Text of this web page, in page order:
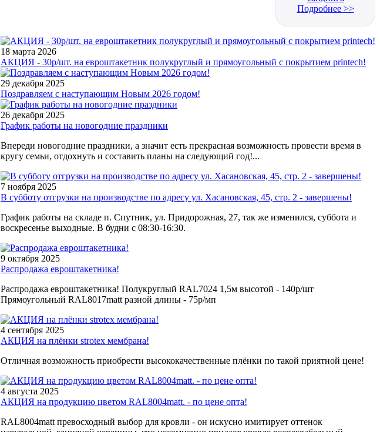
Подробнее >>
18 марта 2026
АКЦИЯ - 30р/шт. на евроштакетник полукруглый и прямоугольный с покрытием printech!
29 декабря 2025
Поздравляем с наступающим Новым 2026 годом!
26 декабря 2025
График работы на новогодние праздники
Впереди новогодние праздники, а значит есть прекрасная возможность провести время в
кругу семьи, отдохнуть и составить планы на следующий год!...
7 ноября 2025
В субботу отгрузки на производстве по адресу ул. Хасановская, 45, стр. 2 - завершены!
График работы на складе п. Спутник, ул. Придорожная, 27, так же изменился, суббота и
воскресенье выходные. В будни с 08:30-16:30.
9 октября 2025
Распродажа евроштакетника!
Распродажа евроштакетника! Полукруглый RAL7024 1,5м высотой - 140р/шт
Прямоугольный RAL8017matt разной длины - 75р/мп
4 сентября 2025
АКЦИЯ на плёнки strotex мембрана!
Отличная возможность приобрести высококачественные плёнки по такой приятной цене!
4 августа 2025
АКЦИЯ на продукцию цветом RAL8004matt. - по цене опта!
RAL8004matt превосходный выбор для кровли - он искусно имитирует оттенок